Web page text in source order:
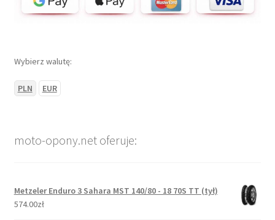
Wybierz walutę:
PLN EUR
moto-opony.net oferuje:
Metzeler Enduro 3 Sahara MST 140/80 - 18 70S TT (tył)
574.00zł